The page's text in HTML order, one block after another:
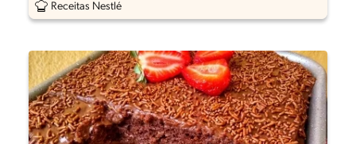
Receitas Nestlé